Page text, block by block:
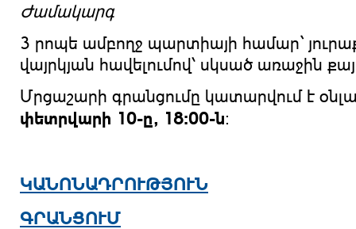
Ժամակարգ
3 րոպե ամբողջ պարտիայի համար`
վայրկյան հավելումով՝ սկսած առաջին
Մրցաշարի գրանցումը կատարվում է
փետրվարի 10-ը, 18:00-ն:
ԿԱՆՈՆԱԴՐՈՒԹՅՈՒՆ
ԳՐԱՆՑՈՒՄ